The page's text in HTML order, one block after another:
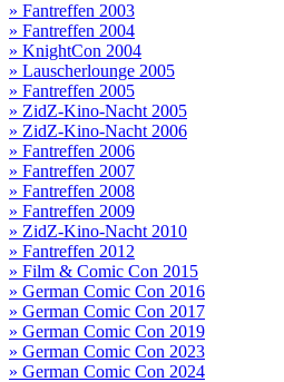
» Fantreffen 2003
» Fantreffen 2004
» KnightCon 2004
» Lauscherlounge 2005
» Fantreffen 2005
» ZidZ-Kino-Nacht 2005
» ZidZ-Kino-Nacht 2006
» Fantreffen 2006
» Fantreffen 2007
» Fantreffen 2008
» Fantreffen 2009
» ZidZ-Kino-Nacht 2010
» Fantreffen 2012
» Film & Comic Con 2015
» German Comic Con 2016
» German Comic Con 2017
» German Comic Con 2019
» German Comic Con 2023
» German Comic Con 2024